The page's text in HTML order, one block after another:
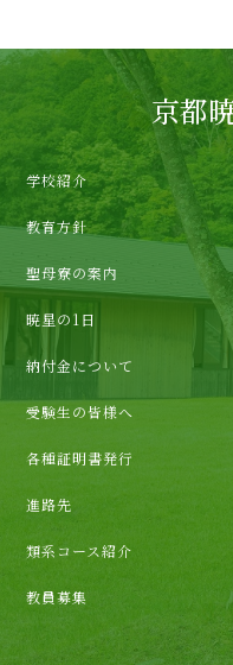
京都
学校紹介
教育方針
聖母寮の案内
暁星の1日
納付金について
受験生の皆様へ
各種証明書発行
進路先
類系コース紹介
教員募集